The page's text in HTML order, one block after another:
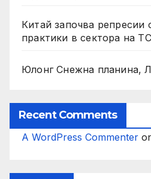
Китай започва репресии
практики в сектора на
Юлонг Снежна планина,
Recent Comments
A WordPress Commenter